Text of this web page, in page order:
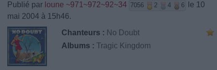
Publié par loune ~971~972~92~34 7056 2 4 6
le 10
mai 2004 à 15h46.
Chanteurs : No Doubt
Albums : Tragic Kingdom